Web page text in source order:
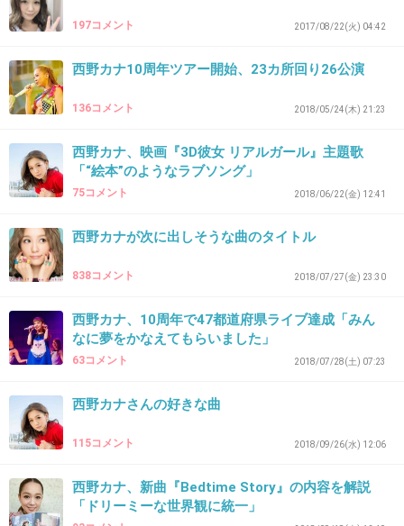
+0 -3
43. 匿名2018/11/09(金) 16:08:19
まーえーかーら♡
黄〜身〜がスキぃでぇえした♡
+38
44. 匿名 2018/11/09(金) 16:08:47
胸がドキドキ苦しいよ動悸かな？
>>33
同感
197コメント 2017/08/22(火) 04:42
西野カナ10周年ツアー開始、23カ所回り26公演
136コメント 2018/05/24(木) 21:23
西野カナ、映画『3D彼女 リアルガール』主題歌
「“絵本”のようなラブソング」
75コメント 2018/06/22(金) 12:41
西野カナが次に出しそうな曲のタイトル
838コメント 2018/07/27(金) 23:30
西野カナ、10周年で47都道府県ライブ達成「みん
なに夢をかなえてもらいました」
63コメント 2018/07/28(土) 07:23
西野カナさんの好きな曲
115コメント 2018/09/26(水) 12:06
西野カナ、新曲『Bedtime Story』の内容を解説
「ドリーミーな世界観に統一」